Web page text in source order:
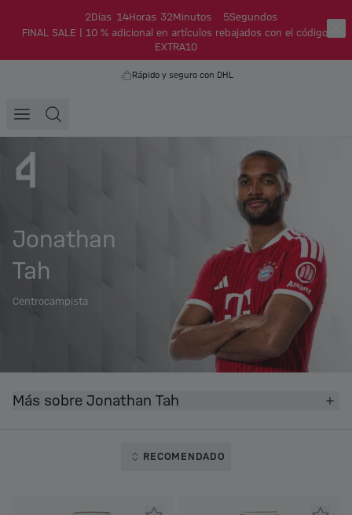
2Días 14Horas 32Minutos 4Segundos
FINAL SALE | 10 % adicional en artículos rebajados con el código:
EXTRA10
Rápido y seguro con DHL
Jonathan
Tah
Centrocampista
Más sobre Jonathan Tah
RECOMENDADO